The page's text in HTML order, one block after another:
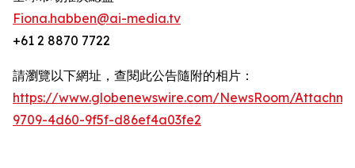
Fiona.habben@ai-media.tv
+61 2 8870 7722
請瀏覽以下網址，查閱此公告隨附的相片：
https://www.globenewswire.com/NewsRoom/
9709-4d60-9f5f-d86ef4a03fe2